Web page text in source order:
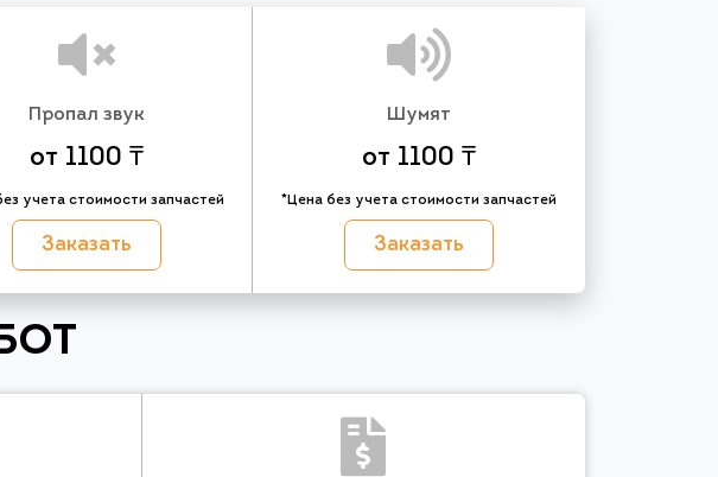
Пропал звук
от 1100 ₸
учета стоимости запчастей
Заказать
Шумят
от 1100 ₸
*Цена без учета стоимости запчастей
Заказать